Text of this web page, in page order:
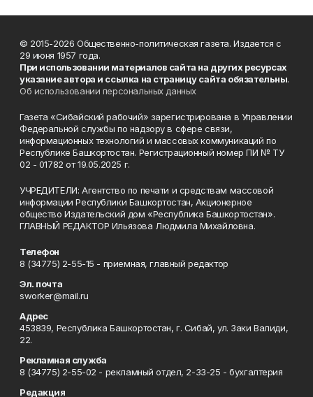
© 2015-2026 Общественно-политическая газета. Издается с
29 июня 1957 года.
При использовании материалов сайта на других ресурсах
указание автора и ссылка на страницу сайта обязательны.
Об использовании персональных данных
Газета «Сибайский рабочий» зарегистрирована в Управлении
Федеральной службы по надзору в сфере связи,
информационных технологий и массовых коммуникаций по
Республике Башкортостан. Регистрационный номер ПИ № ТУ
02 - 01782 от 19.05.2025 г.
УЧРЕДИТЕЛИ: Агентство по печати и средствам массовой
информации Республики Башкортостан, Акционерное
общество Издательский дом «Республика Башкортостан».
ГЛАВНЫЙ РЕДАКТОР Ильязова Людмила Михайловна.
Телефон
8 (34775) 2-55-15 - приемная, главный редактор
Эл. почта
sworker@mail.ru
Адрес
453839, Республика Башкортостан, г. Сибай, ул. Заки Валиди,
22.
Рекламная служба
8 (34775) 2-55-02 - рекламный отдел, 2-33-25 - бухгалтерия
Редакция